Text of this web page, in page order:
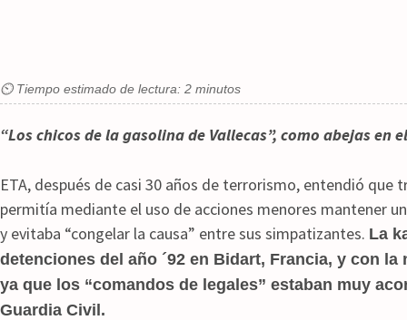
⏲ Tiempo estimado de lectura: 2 minutos
“Los chicos de la gasolina de Vallecas”, como abejas
ETA, después de casi 30 años de terrorismo, entendió que
permitía mediante el uso de acciones menores mantener
y evitaba “congelar la causa” entre sus simpatizantes. La
detenciones del año ´92 en Bidart, Francia, y con
ya que los “comandos de legales” estaban muy
Guardia Civil.